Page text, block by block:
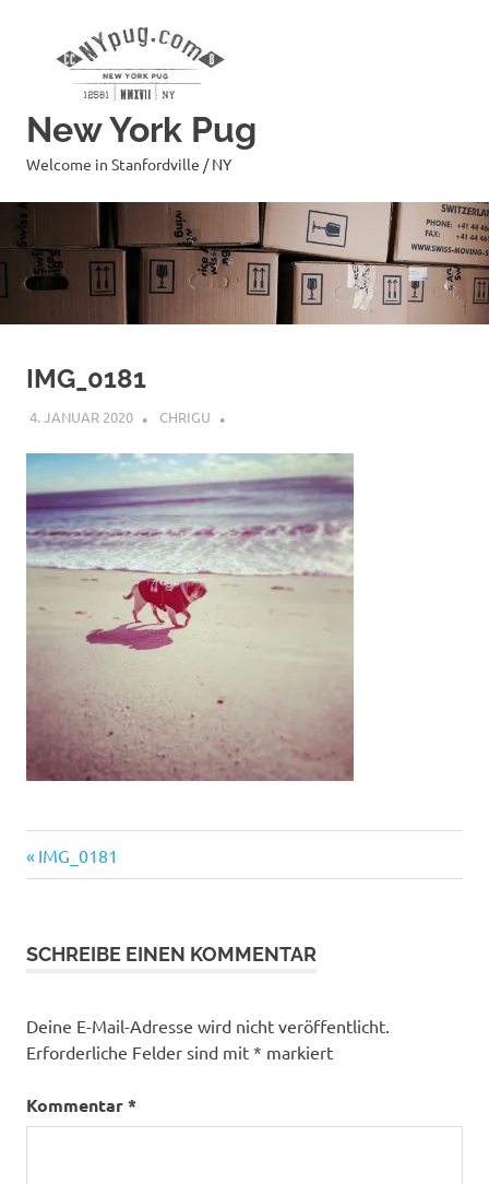
springen
New York Pug
Welcome in Stanfordville / NY
IMG_0181
4. JANUAR 2020 CHRIGU
Beitragsnavigation
Vorheriger
Beitrag:
IMG_0181
SCHREIBE EINEN KOMMENTAR
Deine E-Mail-Adresse wird nicht veröffentlicht.
Erforderliche Felder sind mit * markiert
Kommentar*